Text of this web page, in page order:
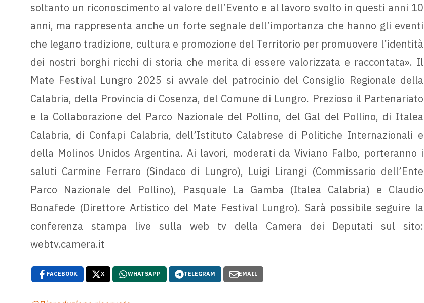
soltanto un riconoscimento al valore dell’Evento e al lavoro svolto in questi anni 10
anni, ma rappresenta anche un forte segnale dell’importanza che hanno gli eventi
che legano tradizione, cultura e promozione del Territorio per promuovere l’identità
dei nostri borghi ricchi di storia che merita di essere valorizzata e raccontata». Il
Mate Festival Lungro 2025 si avvale del patrocinio del Consiglio Regionale della
Calabria, della Provincia di Cosenza, del Comune di Lungro. Prezioso il Partenariato
e la Collaborazione del Parco Nazionale del Pollino, del Gal del Pollino, di Italea
Calabria, di Confapi Calabria, dell’Istituto Calabrese di Politiche Internazionali e
della Molinos Unidos Argentina. Ai lavori, moderati da Viviano Falbo, porteranno i
saluti Carmine Ferraro (Sindaco di Lungro), Luigi Lirangi (Commissario dell’Ente
Parco Nazionale del Pollino), Pasquale La Gamba (Italea Calabria) e Claudio
Bonafede (Direttore Artistico del Mate Festival Lungro). Sarà possibile seguire la
conferenza stampa live sulla web tv della Camera dei Deputati sul sito:
webtv.camera.it
FACEBOOK X WHATSAPP TELEGRAM EMAIL